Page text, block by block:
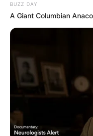
BUZZ DAY
A Giant Columbian